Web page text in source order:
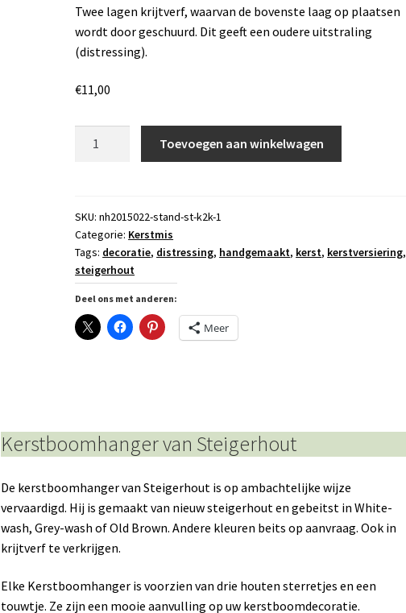
Twee lagen krijtverf, waarvan de bovenste laag op plaatsen
wordt door geschuurd. Dit geeft een oudere uitstraling
(distressing).
€11,00
Toevoegen aan winkelwagen
SKU:nh2015022-stand-st-k2k-1
Categorie: Kerstmis
Tags: decoratie, distressing, handgemaakt, kerst, kerstversiering,
steigerhout
Deel ons met anderen:
Meer
Kerstboomhanger van Steigerhout
De kerstboomhanger van Steigerhout is op ambachtelijke wijze
vervaardigd. Hij is gemaakt van nieuw steigerhout en gebeitst in White-
wash, Grey-wash of Old Brown. Andere kleuren beits op aanvraag. Ook in
krijtverf te verkrijgen.
Elke Kerstboomhanger is voorzien van drie houten sterretjes en een
touwtje. Ze zijn een mooie aanvulling op uw kerstboomdecoratie.